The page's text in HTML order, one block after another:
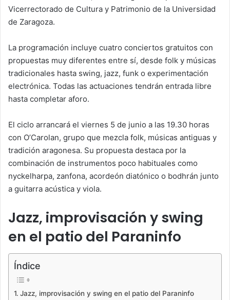
Vicerrectorado de Cultura y Patrimonio de la Universidad
de Zaragoza.
La programación incluye cuatro conciertos gratuitos con
propuestas muy diferentes entre sí, desde folk y músicas
tradicionales hasta swing, jazz, funk o experimentación
electrónica. Todas las actuaciones tendrán entrada libre
hasta completar aforo.
El ciclo arrancará el viernes 5 de junio a las 19.30 horas
con O’Carolan, grupo que mezcla folk, músicas antiguas y
tradición aragonesa. Su propuesta destaca por la
combinación de instrumentos poco habituales como
nyckelharpa, zanfona, acordeón diatónico o bodhrán junto
a guitarra acústica y viola.
Jazz, improvisación y swing
en el patio del Paraninfo
Índice
Jazz, improvisación y swing en el patio del Paraninfo